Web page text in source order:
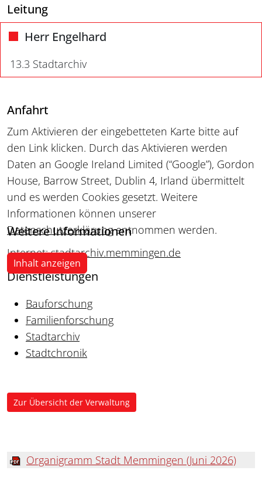
Leitung
Herr Engelhard
13.3 Stadtarchiv
Anfahrt
Zum Aktivieren der eingebetteten Karte bitte auf
den Link klicken. Durch das Aktivieren werden
Daten an Google Ireland Limited (“Google”), Gordon
House, Barrow Street, Dublin 4, Irland übermittelt
und es werden Cookies gesetzt. Weitere
Informationen können unserer
Datenschutzerklärungentnommen werden.
Inhalt anzeigen
Weitere Informationen
Internet:stadtarchiv.memmingen.de
Dienstleistungen
Bauforschung
Familienforschung
Stadtarchiv
Stadtchronik
Zur Übersicht der Verwaltung
Organigramm Stadt Memmingen (Juni 2026)